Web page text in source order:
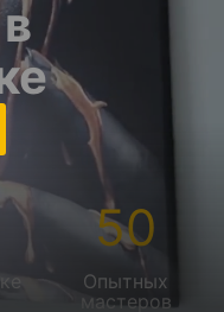
50
Опытных
мастеров